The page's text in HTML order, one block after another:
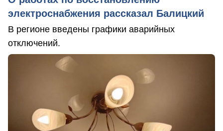
электроснабжения рассказал Балицкий
В регионе введены графики аварийных
отключений.